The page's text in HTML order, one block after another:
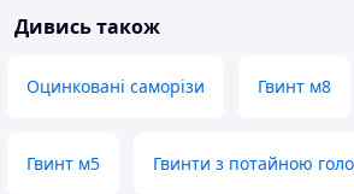
Дивись також
Оцинковані саморізи Гвинт м8
Гвинт м5 Гвинти з потайною